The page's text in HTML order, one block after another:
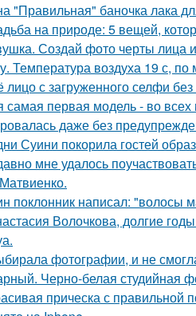
"Правильная" баночка лака
на природе: 5 вещей,
Создай фото черты лица
Температура воздуха 19 с,
лицо с загруженного селфи
самая первая модель - во всех
даже без
Суини покорила гостей
мне удалось
поклонник написал: "волосы
Волочкова, долгие
фотографии, и не
Черно-белая студийная
прическа с правильной